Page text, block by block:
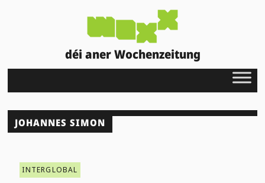
déi aner Wochenzeitung
JOHANNES SIMON
INTERGLOBAL